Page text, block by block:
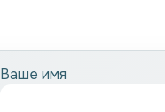
Ваше имя